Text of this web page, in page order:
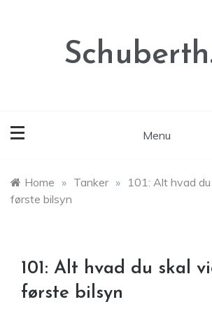
Menu
Home » Tanker » 101: Alt hvad
første bilsyn
101: Alt hvad du skal
første bilsyn